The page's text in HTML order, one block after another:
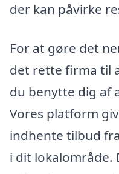
der kan påvirke
For at gøre det
det rette firma til
du benytte dig af
Vores platform
indhente tilbud
i dit lokalområde.